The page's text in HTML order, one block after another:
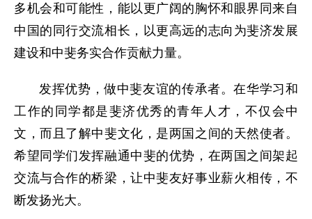
多机会和可能性，能以更广阔的胸怀和眼界同来自
中国的同行交流相长，以更高远的志向为斐济发展
建设和中斐务实合作贡献力量。
发挥优势，做中斐友谊的传承者。在华学习和
工作的同学都是斐济优秀的青年人才，不仅会中
文，而且了解中斐文化，是两国之间的天然使者。
希望同学们发挥融通中斐的优势，在两国之间架起
交流与合作的桥梁，让中斐友好事业薪火相传，不
断发扬光大。